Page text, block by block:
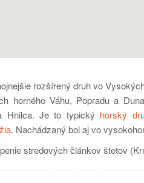
rozšírený druh vo
horného Váhu, Popradu a
Hnilca. Je to typický horský
. Nachádzaný bol aj vo
stredových článkov štetov